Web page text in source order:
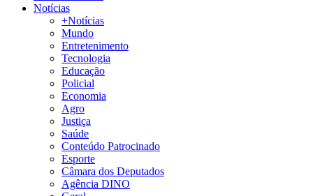
Notícias
+Notícias
Mundo
Entretenimento
Tecnologia
Educação
Policial
Economia
Agro
Justiça
Saúde
Conteúdo Patrocinado
Esporte
Câmara dos Deputados
Agência DINO